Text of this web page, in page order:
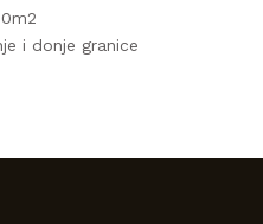
i donje granice